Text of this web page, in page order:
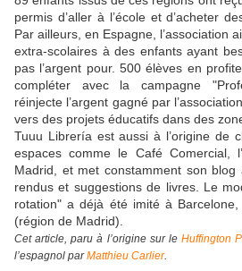
permis d’aller à l’école et d’acheter
Par ailleurs, en Espagne, l’association
extra-scolaires à des enfants ayant
pas l’argent pour. 500 élèves en
compléter avec la campagne
réinjecte l’argent gagné par
vers des projets éducatifs dans des
Tuuu Librería est aussi à l’origine de
espaces comme le Café Comercial,
Madrid, et met constamment son
rendus et suggestions de livres. Le
rotation" a déjà été imité à
(région de Madrid).
Cet article, paru à l’origine sur leHuffington
l’espagnol parMatthieu Carlier.